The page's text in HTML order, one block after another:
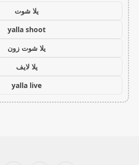
يلا شوت
yalla shoot
يلا شوت زون
يلا لايف
yalla live